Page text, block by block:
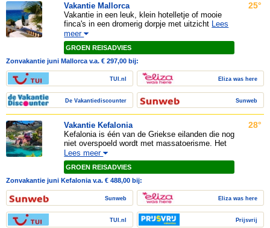
Vakantie Mallorca
Vakantie in een leuk, klein hotelletje of mooie
finca's in een dromerig dorpje met uitzicht Lees
meer
GROEN REISADVIES
25°
Zonvakantie juni Mallorca v.a. € 297,00 bij:
TUI.nl
De Vakantiediscounter
Eliza was here
Sunweb
Vakantie Kefalonia
Kefalonia is één van de Griekse eilanden die nog
niet overspoeld wordt met massatoerisme. Het
Lees meer
GROEN REISADVIES
28°
Zonvakantie juni Kefalonia v.a. € 488,00 bij:
Sunweb
TUI.nl
Eliza was here
Prijsvrij